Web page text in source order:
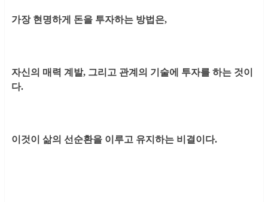
가장 현명하게 돈을 투자하는 방법은,
자신의 매력 계발, 그리고 관계의 기술에 투자를 하는 것이
다.
이것이 삶의 선순환을 이루고 유지하는 비결이다.